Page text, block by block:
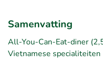
Samenvatting
All-You-Can-Eat-diner
Vietnamese specialiteiten